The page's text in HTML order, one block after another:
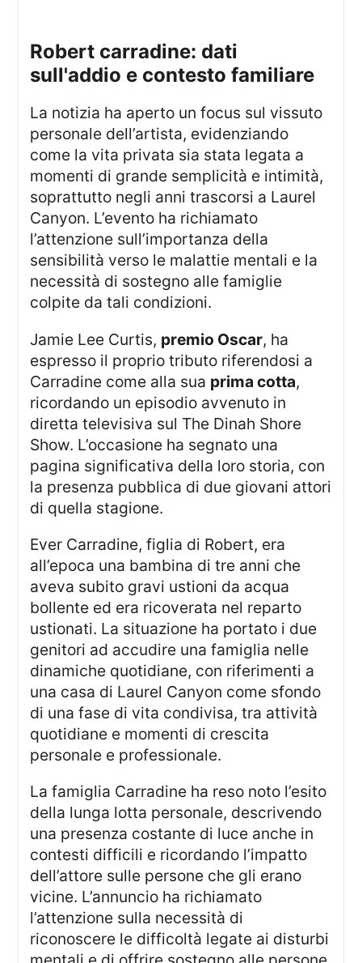
robert carradine: dati
sull'addio e contesto familiare
La notizia ha aperto un focus sul vissuto
personale dell’artista, evidenziando
come la vita privata sia stata legata a
momenti di grande semplicità e intimità,
soprattutto negli anni trascorsi a Laurel
Canyon. L’evento ha richiamato
l’attenzione sull’importanza della
sensibilità verso le malattie mentali e la
necessità di sostegno alle famiglie
colpite da tali condizioni.
Jamie Lee Curtis, premio Oscar, ha
espresso il proprio tributo riferendosi a
Carradine come alla sua prima cotta,
ricordando un episodio avvenuto in
diretta televisiva sul The Dinah Shore
Show. L’occasione ha segnato una
pagina significativa della loro storia, con
la presenza pubblica di due giovani attori
di quella stagione.
Ever Carradine, figlia di Robert, era
all’epoca una bambina di tre anni che
aveva subito gravi ustioni da acqua
bollente ed era ricoverata nel reparto
ustionati. La situazione ha portato i due
genitori ad accudire una famiglia nelle
dinamiche quotidiane, con riferimenti a
una casa di Laurel Canyon come sfondo
di una fase di vita condivisa, tra attività
quotidiane e momenti di crescita
personale e professionale.
La famiglia Carradine ha reso noto l’esito
della lunga lotta personale, descrivendo
una presenza costante di luce anche in
contesti difficili e ricordando l’impatto
dell’attore sulle persone che gli erano
vicine. L’annuncio ha richiamato
l’attenzione sulla necessità di
riconoscere le difficoltà legate ai disturbi